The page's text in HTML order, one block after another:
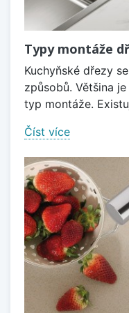
Typy montáže
Kuchyňské dřezy
způsobů. Většina
typ montáže.
Číst více